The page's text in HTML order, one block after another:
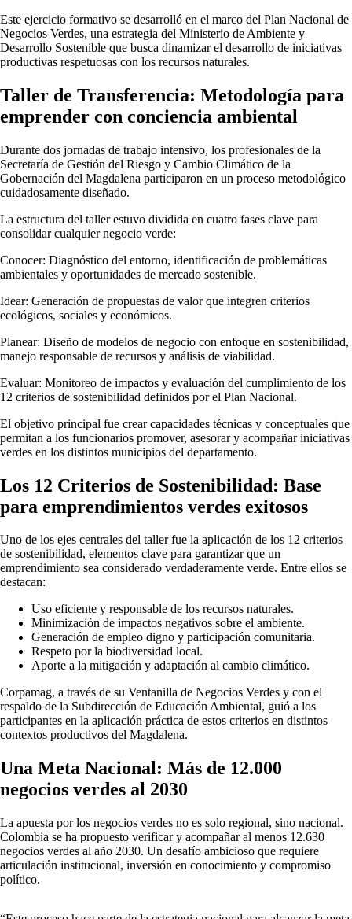
Este ejercicio formativo se desarrolló en el marco del Plan Nacional de
Negocios Verdes, una estrategia del Ministerio de Ambiente y
Desarrollo Sostenible que busca dinamizar el desarrollo de iniciativas
productivas respetuosas con los recursos naturales.
Taller de Transferencia: Metodología para
emprender con conciencia ambiental
Durante dos jornadas de trabajo intensivo, los profesionales de la
Secretaría de Gestión del Riesgo y Cambio Climático de la
Gobernación del Magdalena participaron en un proceso metodológico
cuidadosamente diseñado.
La estructura del taller estuvo dividida en cuatro fases clave para
consolidar cualquier negocio verde:
Conocer: Diagnóstico del entorno, identificación de problemáticas
ambientales y oportunidades de mercado sostenible.
Idear: Generación de propuestas de valor que integren criterios
ecológicos, sociales y económicos.
Planear: Diseño de modelos de negocio con enfoque en sostenibilidad,
manejo responsable de recursos y análisis de viabilidad.
Evaluar: Monitoreo de impactos y evaluación del cumplimiento de los
12 criterios de sostenibilidad definidos por el Plan Nacional.
El objetivo principal fue crear capacidades técnicas y conceptuales que
permitan a los funcionarios promover, asesorar y acompañar iniciativas
verdes en los distintos municipios del departamento.
Los 12 Criterios de Sostenibilidad: Base
para emprendimientos verdes exitosos
Uno de los ejes centrales del taller fue la aplicación de los 12 criterios
de sostenibilidad, elementos clave para garantizar que un
emprendimiento sea considerado verdaderamente verde. Entre ellos se
destacan:
Uso eficiente y responsable de los recursos naturales.
Minimización de impactos negativos sobre el ambiente.
Generación de empleo digno y participación comunitaria.
Respeto por la biodiversidad local.
Aporte a la mitigación y adaptación al cambio climático.
Corpamag, a través de su Ventanilla de Negocios Verdes y con el
respaldo de la Subdirección de Educación Ambiental, guió a los
participantes en la aplicación práctica de estos criterios en distintos
contextos productivos del Magdalena.
Una Meta Nacional: Más de 12.000
negocios verdes al 2030
La apuesta por los negocios verdes no es solo regional, sino nacional.
Colombia se ha propuesto verificar y acompañar al menos 12.630
negocios verdes al año 2030. Un desafío ambicioso que requiere
articulación institucional, inversión en conocimiento y compromiso
político.